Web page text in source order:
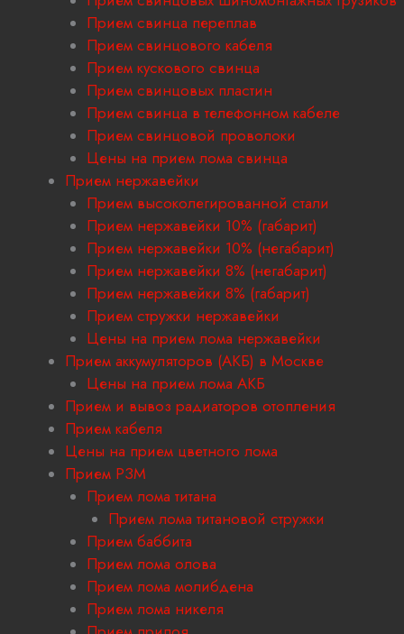
Прием свинца переплав
Прием свинцового кабеля
Прием кускового свинца
Прием свинцовых пластин
Прием свинца в телефонном кабеле
Прием свинцовой проволоки
Цены на прием лома свинца
Прием нержавейки
Прием высоколегированной стали
Прием нержавейки 10% (габарит)
Прием нержавейки 10% (негабарит)
Прием нержавейки 8% (негабарит)
Прием нержавейки 8% (габарит)
Прием стружки нержавейки
Цены на прием лома нержавейки
Прием аккумуляторов (АКБ) в Москве
Цены на прием лома АКБ
Прием и вывоз радиаторов отопления
Прием кабеля
Цены на прием цветного лома
Прием РЗМ
Прием лома титана
Прием лома титановой стружки
Прием баббита
Прием лома олова
Прием лома молибдена
Прием лома никеля